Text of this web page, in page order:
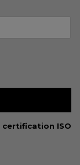
certification ISO